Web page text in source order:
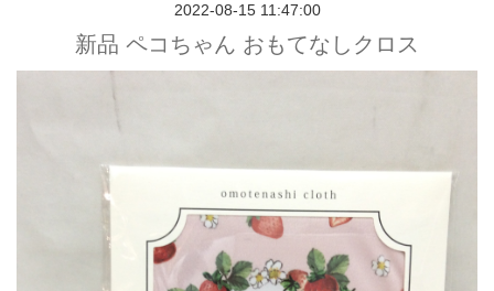
2022-08-15 11:47:00
新品 ペコちゃん おもてなしクロス